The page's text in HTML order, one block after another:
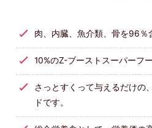
肉、内臓、魚介類、骨を96％
10%のZ-ブーストスーパーフ
さっとすくって与えるだけの
ドです。